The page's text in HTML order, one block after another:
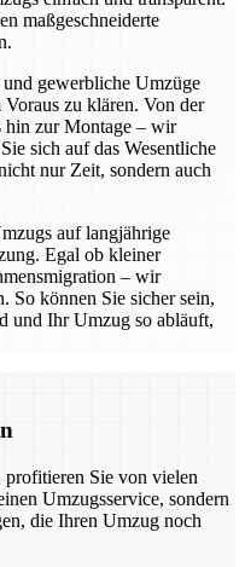
maßgeschneiderte
gewerbliche Umzüge
zu klären. Von der
hin zur Montage – wir
sich auf das Wesentliche
nur Zeit, sondern auch
auf langjährige
Egal ob kleiner
– wir
So können Sie sicher sein,
und Ihr Umzug so abläuft,
profitieren Sie von vielen
Umzugsservice, sondern
die Ihren Umzug noch